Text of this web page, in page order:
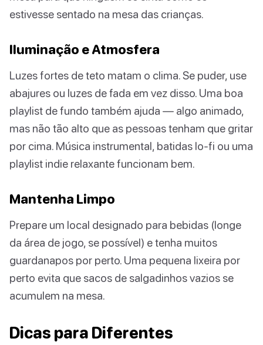
estivesse sentado na mesa das crianças.
Iluminação e Atmosfera
Luzes fortes de teto matam o clima. Se puder, use
abajures ou luzes de fada em vez disso. Uma boa
playlist de fundo também ajuda — algo animado,
mas não tão alto que as pessoas tenham que gritar
por cima. Música instrumental, batidas lo-fi ou uma
playlist indie relaxante funcionam bem.
Mantenha Limpo
Prepare um local designado para bebidas (longe
da área de jogo, se possível) e tenha muitos
guardanapos por perto. Uma pequena lixeira por
perto evita que sacos de salgadinhos vazios se
acumulem na mesa.
Dicas para Diferentes